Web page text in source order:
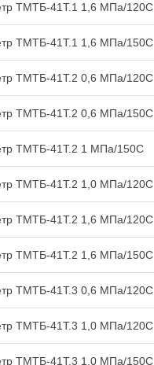
ТМТБ-41Т.1 1,6 МПа/120С
ТМТБ-41Т.1 1,6 МПа/150С
ТМТБ-41Т.2 0,6 МПа/120С
ТМТБ-41Т.2 0,6 МПа/150С
ТМТБ-41Т.2 1 МПа/150С
ТМТБ-41Т.2 1,0 МПа/120С
ТМТБ-41Т.2 1,6 МПа/120С
ТМТБ-41Т.2 1,6 МПа/150С
ТМТБ-41Т.3 0,6 МПа/120С
ТМТБ-41Т.3 1,0 МПа/120С
ТМТБ-41Т.3 1,0 МПа/150С